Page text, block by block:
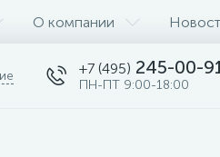
О компании
+7 (495) 245-00-
ПН-ПТ 9:00-18:00